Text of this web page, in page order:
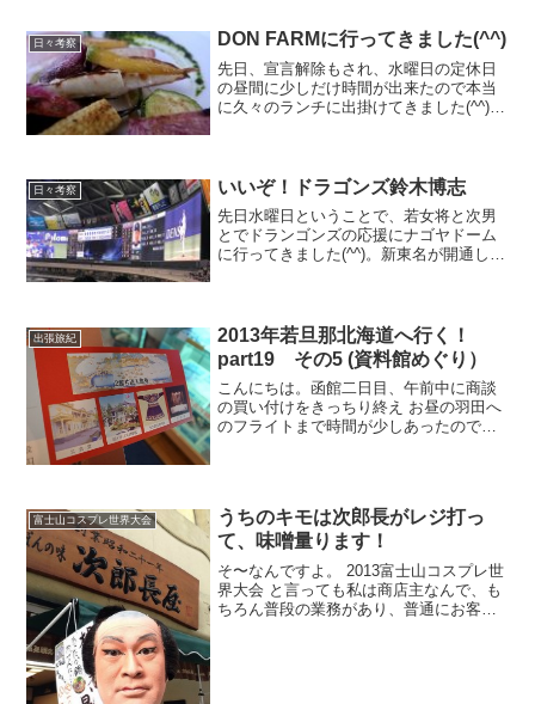
日々考察 DON FARMに行ってきました(^^)
先日、宣言解除もされ、水曜日の定休日
の昼間に少しだけ時間が出来たので本当
に久々のランチに出掛けてきました(^^)若
あり新店舗...
日々考察 いいぞ！ドラゴンズ鈴木博志
先日水曜日ということで、若女将と次男
とでドランゴンズの応援にナゴヤドーム
に行ってきました(^^)。新東名が開通して
ているので本当...
出張旅紀
2013年若旦那北海道へ行く！
part19 その5 (資料館めぐり）
こんにちは。函館二日目、午前中に商談
の買い付けをきっちり終え お昼の羽田へ
のフライトまで時間が少しあったので、
時間が経った所で絶...
富士山コスプレ世界大会
うちのキモは次郎長がレジ打っ
て、味噌量ります！
そ〜なんですよ。 2013富士山コスプレ世
界大会 と言っても私は商店主なんで、も
ちろん普段の業務があり、普通にお客さ